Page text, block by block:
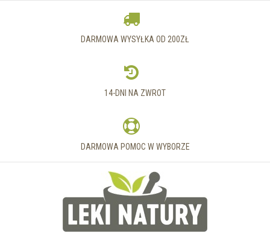
DARMOWA WYSYŁKA OD 200ZŁ
14-DNI NA ZWROT
DARMOWA POMOC W WYBORZE